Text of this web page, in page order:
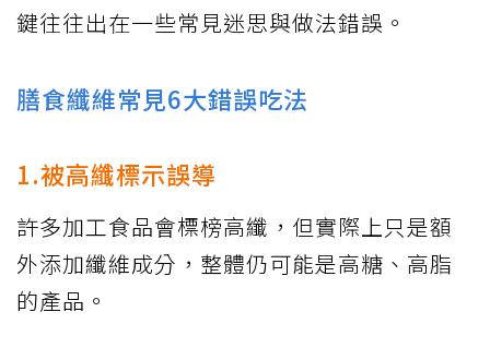
鍵往往出在一些常見迷思與做法錯誤。
膳食纖維常見6大錯誤吃法
1.被高纖標示誤導
許多加工食品會標榜高纖，但實際上只是額
外添加纖維成分，整體仍可能是高糖、高脂
的產品。